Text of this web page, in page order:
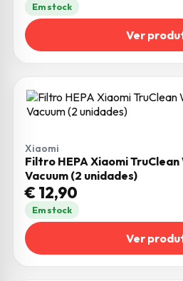
Em stock
Ver
Xiaomi
Filtro HEPA Xiaomi
Vacuum (2 unidades)
€12,90
Em stock
Ver